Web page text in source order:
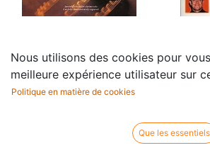
100 Classical Themes
19,95
100
Nous utilisons des cookies pour
meilleure expérience utilisateur sur
Politique en matière de cookies
Que les essentiels